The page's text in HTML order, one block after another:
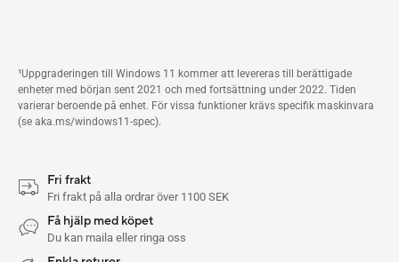
¹Uppgraderingen till Windows 11 kommer att levereras till berättigade
enheter med början sent 2021 och med fortsättning under 2022. Tiden
varierar beroende på enhet. För vissa funktioner krävs specifik maskinvara
(se aka.ms/windows11-spec).
Fri frakt
Fri frakt på alla ordrar över 1100 SEK
Få hjälp med köpet
Du kan maila eller ringa oss